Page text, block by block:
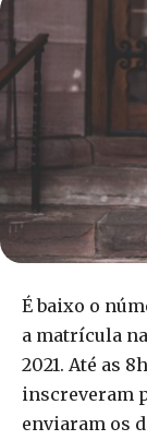
É baixo o
a matrícula
2021. Até as
inscreveram
enviaram os